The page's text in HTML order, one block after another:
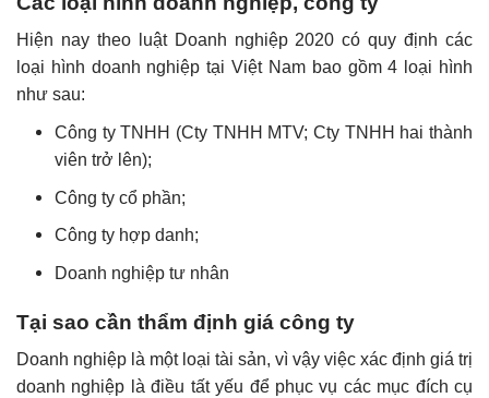
Hiện nay theo luật Doanh nghiệp 2020 có quy định các
loại hình doanh nghiệp tại Việt Nam bao gồm 4 loại hình
như sau:
Công ty TNHH (Cty TNHH MTV; Cty TNHH hai thành
viên trở lên);
Công ty cổ phần;
Công ty hợp danh;
Doanh nghiệp tư nhân
Tại sao cần thẩm định giá công ty
Doanh nghiệp là một loại tài sản, vì vậy việc xác định giá trị
doanh nghiệp là điều tất yếu để phục vụ các mục đích cụ